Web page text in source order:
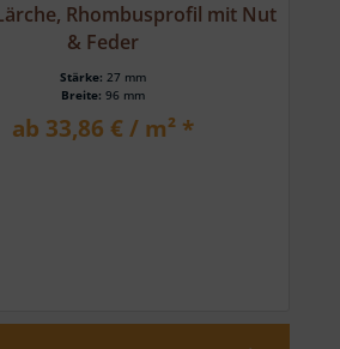
sib. Lärche, HS 301,
geh.Glattkantbrett, m/4...
Stärke: 21 mm
Breite: 120 mm
ab 3,20 € / lfm *